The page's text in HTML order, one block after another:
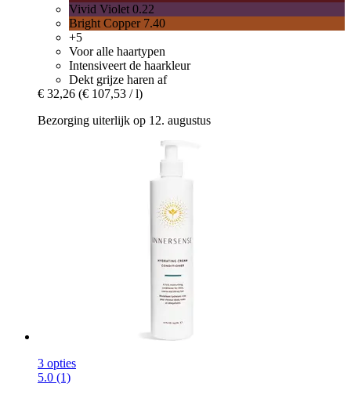
Vivid Violet 0.22
Bright Copper 7.40
+5
Voor alle haartypen
Intensiveert de haarkleur
Dekt grijze haren af
€ 32,26 (€ 107,53 / l)
Bezorging uiterlijk op 12. augustus
3 opties
5.0 (1)